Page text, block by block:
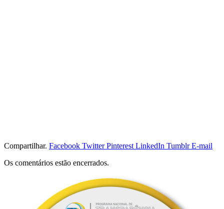
Compartilhar. Facebook Twitter Pinterest LinkedIn Tumblr E-mail
Os comentários estão encerrados.